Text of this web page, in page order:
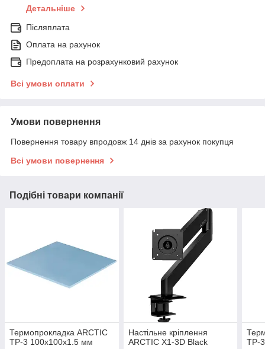
Детальніше
Післяплата
Оплата на рахунок
Предоплата на розрахунковий рахунок
Всі умови оплати
Умови повернення
Повернення товару впродовж 14 днів за рахунок покупця
Всі умови повернення
Подібні товари компанії
Термопрокладка ARCTIC
TP-3 100x100x1.5 мм
Настільне кріплення
ARCTIC X1-3D Black
TP-